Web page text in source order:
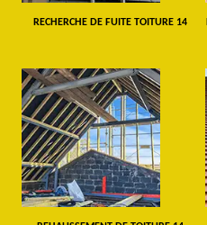
RECHERCHE DE FUITE TOITURE 14